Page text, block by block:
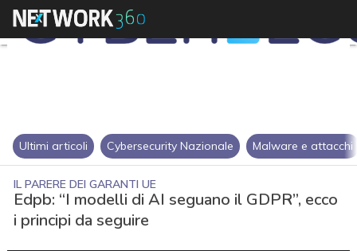
Ultimi articoli Cybersecurity Nazionale Malware e attacchi
IL PARERE DEI GARANTI UE
Edpb: “I modelli di AI seguano il GDPR”, ecco
i principi da seguire